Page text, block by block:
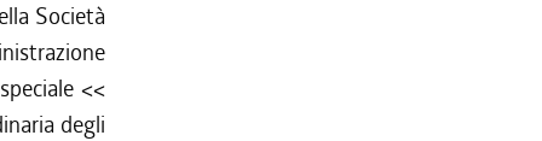
Società
<<
degli